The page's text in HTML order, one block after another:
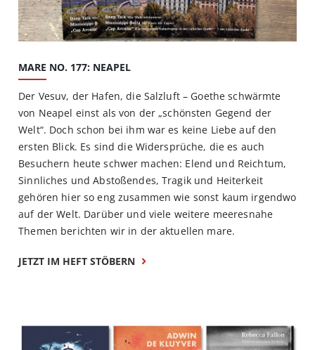
MARE NO. 177: NEAPEL
Der Vesuv, der Hafen, die Salzluft – Goethe schwärmte
von Neapel einst als von der „schönsten Gegend der
Welt“. Doch schon bei ihm war es keine Liebe auf den
ersten Blick. Es sind die Widersprüche, die es auch
Besuchern heute schwer machen: Elend und Reichtum,
Sinnliches und Abstoßendes, Tragik und Heiterkeit
gehören hier so eng zusammen wie sonst kaum irgendwo
auf der Welt. Darüber und viele weitere meeresnahe
Themen berichten wir in der aktuellen mare.
JETZT IM HEFT STÖBERN